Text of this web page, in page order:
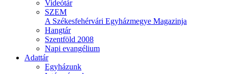
Videótár
SZEM
A Székesfehérvári Egyházmegye Magazinja
Hangtár
Szentföld 2008
Napi evangélium
Adattár
Egyházunk